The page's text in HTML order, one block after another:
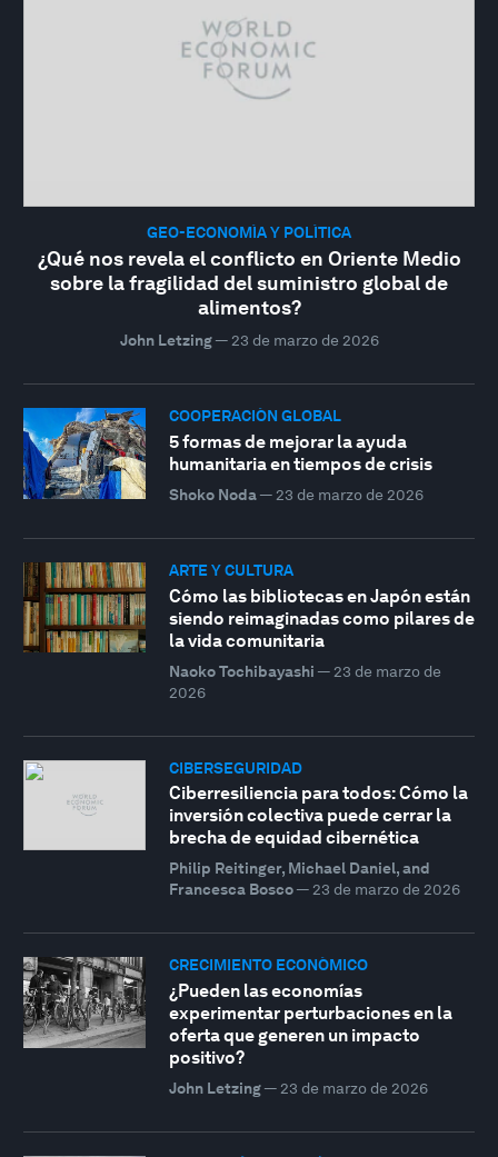
GEO-ECONOMÍA Y POLÍTICA
¿Qué nos revela el conflicto en Oriente Medio
sobre la fragilidad del suministro global de
alimentos?
John Letzing— 23 de marzo de 2026
COOPERACIÓN GLOBAL
5 formas de mejorar la ayuda
humanitaria en tiempos de crisis
Shoko Noda— 23 de marzo de 2026
ARTE Y CULTURA
Cómo las bibliotecas en Japón están
siendo reimaginadas como pilares de
la vida comunitaria
Naoko Tochibayashi — 23 de marzo de
2026
CIBERSEGURIDAD
Ciberresiliencia para todos: Cómo la
inversión colectiva puede cerrar la
brecha de equidad cibernética
Philip Reitinger, Michael Daniel, and
Francesca Bosco— 23 de marzo de 2026
CRECIMIENTO ECONÓMICO
¿Pueden las economías
experimentar perturbaciones en la
oferta que generen un impacto
positivo?
John Letzing— 23 de marzo de 2026